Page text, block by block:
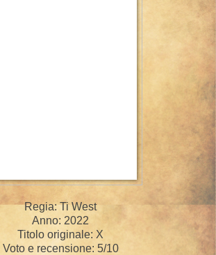
Regia: Ti West
Anno: 2022
Titolo originale: X
Voto e recensione: 5/10